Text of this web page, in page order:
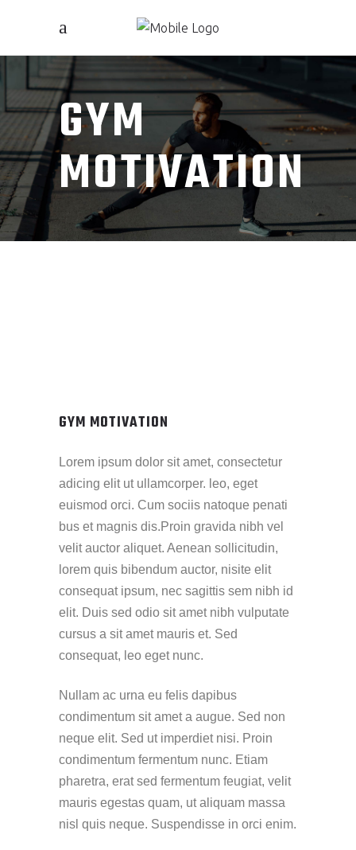
GYM
MOTIVATION
GYM MOTIVATION
Lorem ipsum dolor sit amet, consectetur
adicing elit ut ullamcorper. leo, eget
euismod orci. Cum sociis natoque penati
bus et magnis dis.Proin gravida nibh vel
velit auctor aliquet. Aenean sollicitudin,
lorem quis bibendum auctor, nisite elit
consequat ipsum, nec sagittis sem nibh id
elit. Duis sed odio sit amet nibh vulputate
cursus a sit amet mauris et. Sed
consequat, leo eget nunc.
Nullam ac urna eu felis dapibus
condimentum sit amet a augue. Sed non
neque elit. Sed ut imperdiet nisi. Proin
condimentum fermentum nunc. Etiam
pharetra, erat sed fermentum feugiat, velit
mauris egestas quam, ut aliquam massa
nisl quis neque. Suspendisse in orci enim.